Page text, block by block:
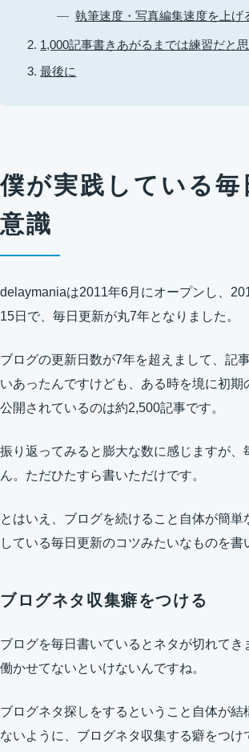
執筆速度・写真編集速度を上げ
1,000記事書きあがるまでは練習だと
最後に
僕が実践している
意識
delaymaniaは2011年6月にオープンし、
15日で、毎日更新が丸7年となりました。
ブログの更新日数が7年を超えまして、記
いあったんですけども、ある時を境に初
公開されているのは約2,500記事です。
振り返ってみると膨大な数に感じますが
ん。ただひたすら書いただけです。
とはいえ、ブログを続けること自体が簡
している毎日更新のコツみたいなものを書
ブログネタ収集癖をつける
ブログを毎日書いているとネタが切れて
働かせてないといけないんですね。
ブログネタ探しをするということ自体が
ないように、ブログネタ収集する癖をつけ